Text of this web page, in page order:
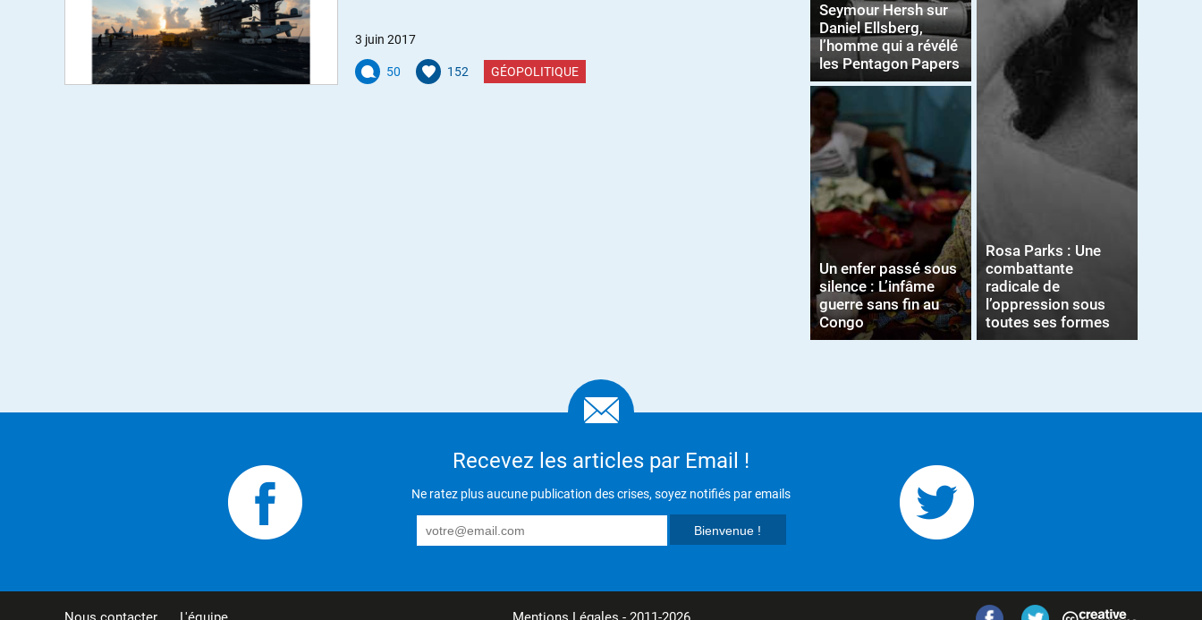
3 juin 2017
50 152 GÉOPOLITIQUE
Seymour Hersh sur
Daniel Ellsberg,
l’homme qui a révélé
les Pentagon Papers
Un enfer passé sous
silence : L’infâme
guerre sans fin au
Congo
Rosa Parks : Une
combattante
radicale de
l’oppression sous
toutes ses formes
Recevez les articles par Email !
Ne ratez plus aucune publication des crises, soyez notifiés par emails